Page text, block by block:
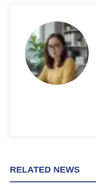
k
e
s
t
A
p
p
RELATED NEWS